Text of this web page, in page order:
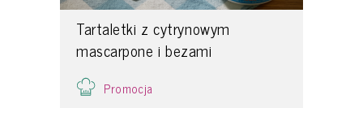
Tartaletki z cytrynowym
mascarpone i bezami
Promocja